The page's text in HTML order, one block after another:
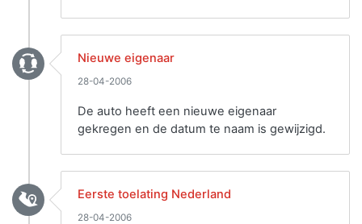
Nieuwe eigenaar
28-04-2006
De auto heeft een nieuwe eigenaar
gekregen en de datum te naam is gewijzigd.
Eerste toelating Nederland
28-04-2006